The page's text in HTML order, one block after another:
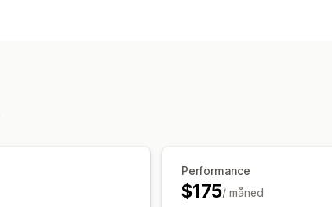
Analyse-instrumentbord
Samtykke av personvernforordningen
Performance
$175/ måned